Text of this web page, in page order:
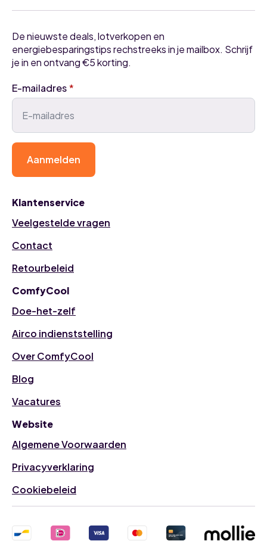
Klantenservice
Veelgestelde vragen
Contact
Retourbeleid
ComfyCool
Doe-het-zelf
Airco indienststelling
Over ComfyCool
Blog
Vacatures
Website
Algemene Voorwaarden
Privacyverklaring
Cookiebeleid
De nieuwste deals, lotverkopen en
energiebesparingstips rechstreeks in je mailbox. Schrijf
je in en ontvang €5 korting.
E-mailadres*
Aanmelden